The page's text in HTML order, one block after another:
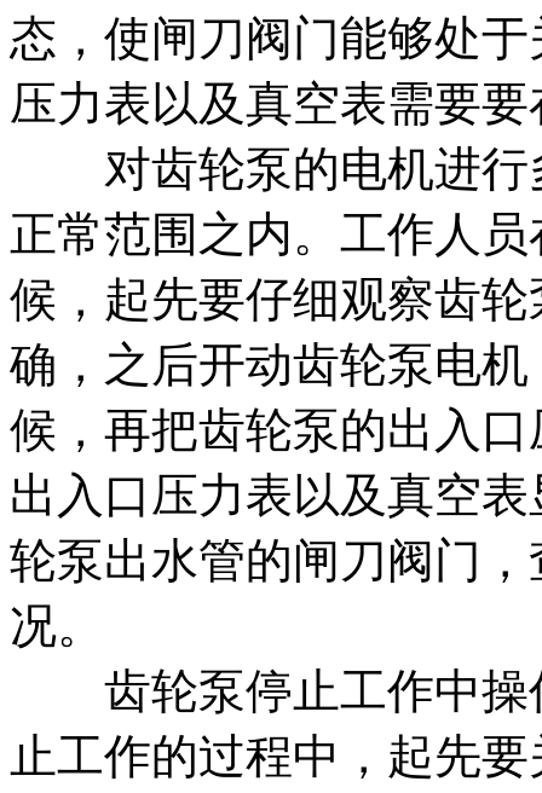
态，使闸刀阀门能够处
压力表以及真空表需要
对齿轮泵的电机进行
正常范围之内。工作人
候，起先要仔细观察齿
确，之后开动齿轮泵电
候，再把齿轮泵的出入
出入口压力表以及真空
轮泵出水管的闸刀阀门
况。
齿轮泵停止工作中操
止工作的过程中，起先